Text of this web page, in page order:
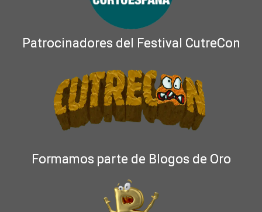
Patrocinadores del Festival CutreCon
Formamos parte de Blogos de Oro